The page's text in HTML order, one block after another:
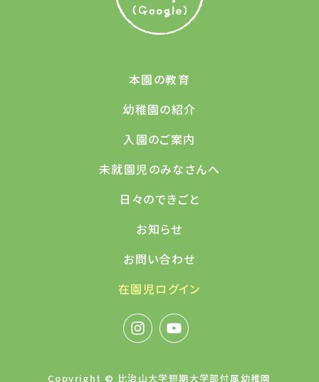
本園の教育
幼稚園の紹介
入園のご案内
未就園児のみなさんへ
日々のできごと
お知らせ
お問い合わせ
在園児ログイン
Copyright © 比治山大学短期大学部付属幼稚園